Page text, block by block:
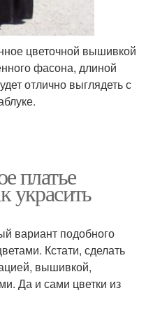
цветочной вышивкой
фасона, длиной
отлично выглядеть с
платье
украсить
вариант подобного
Кстати, сделать
вышивкой,
Да и сами цветки из